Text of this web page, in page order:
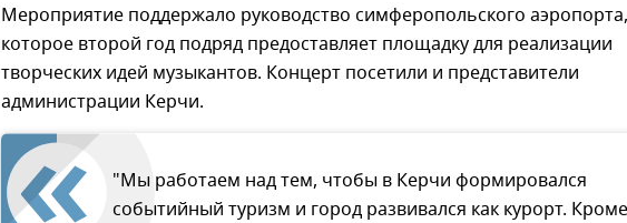
Мероприятие поддержало руководство симферопольского аэропорта,
которое второй год подряд предоставляет площадку для реализации
творческих идей музыкантов. Концерт посетили и представители
администрации Керчи.
"Мы работаем над тем, чтобы в Керчи формировался
событийный туризм и город развивался как курорт. Кроме